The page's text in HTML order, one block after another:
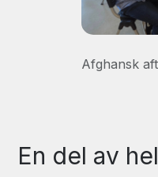
Afghansk
En del av